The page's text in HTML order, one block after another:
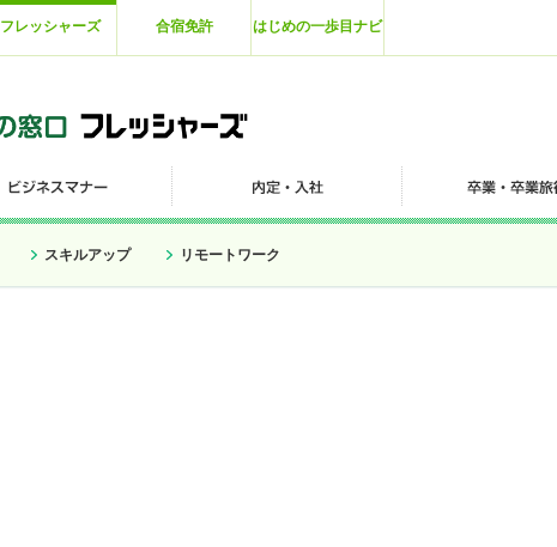
フレッシャーズ 合宿免許 はじめの一歩目ナビ
スキルアップ リモートワーク